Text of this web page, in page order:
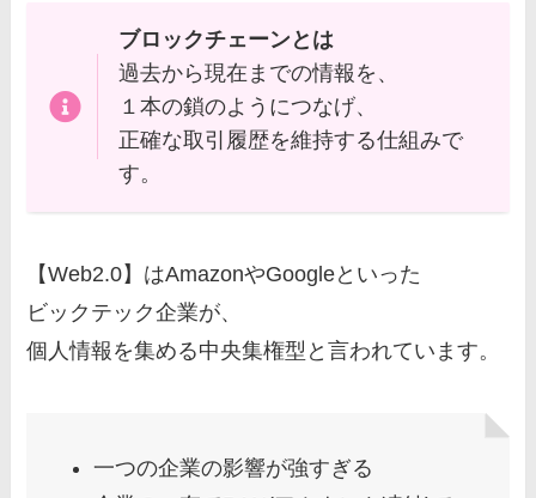
ブロックチェーンとは
過去から現在までの情報を、
１本の鎖のようにつなげ、
正確な取引履歴を維持する仕組みで
す。
【Web2.0】はAmazonやGoogleといった
ビックテック企業が、
個人情報を集める中央集権型と言われています。
一つの企業の影響が強すぎる